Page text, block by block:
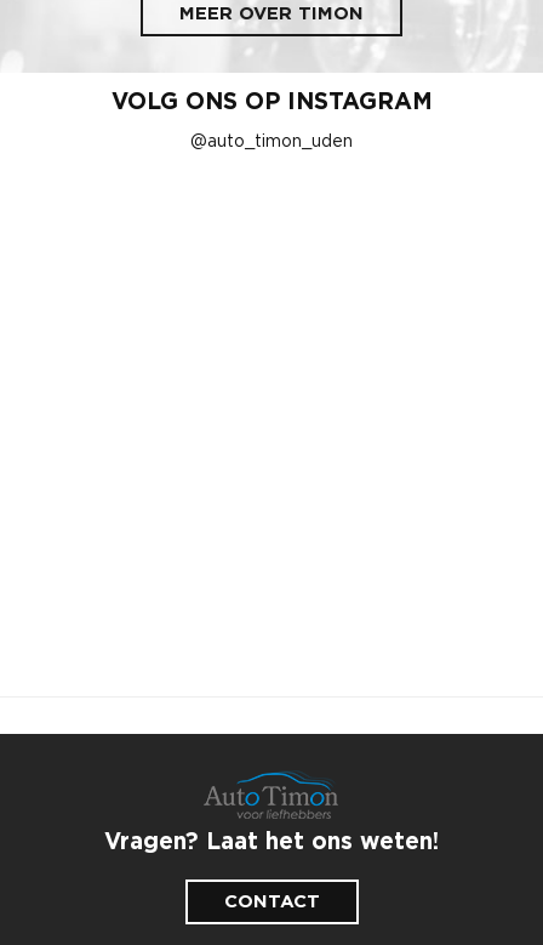
MEER OVER TIMON
VOLG ONS OP INSTAGRAM
@auto_timon_uden
Vragen? Laat het ons weten!
CONTACT